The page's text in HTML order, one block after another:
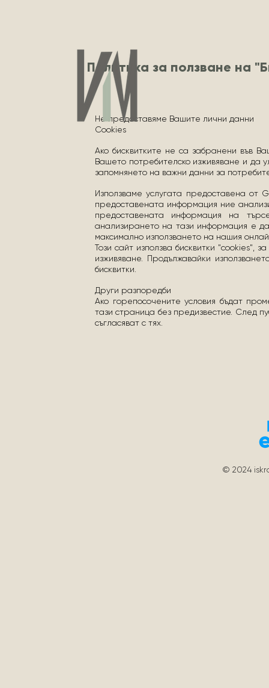
Политика за ползване на
Не предоставяме Вашите лични данни
Cookies
Ако бисквитките не са забранени във
Вашето потребителско изживяване и да
запомнянето на важни данни за
Използваме услугата предоставена
предоставената информация ние
предоставената информация на
анализирането на тази информация е
максимално използването на нашия
Този сайт използва бисквитки "cookies",
изживяване. Продължавайки
бисквитки.
Други разпоредби
Ако горепосочените условия бъдат
тази страница без предизвестие. След
съгласяват с тях.
© 2024